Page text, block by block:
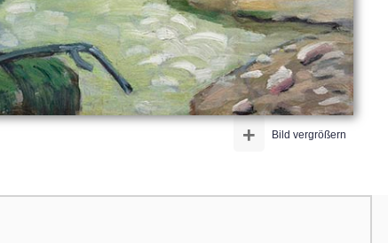
Bild vergrößern
+